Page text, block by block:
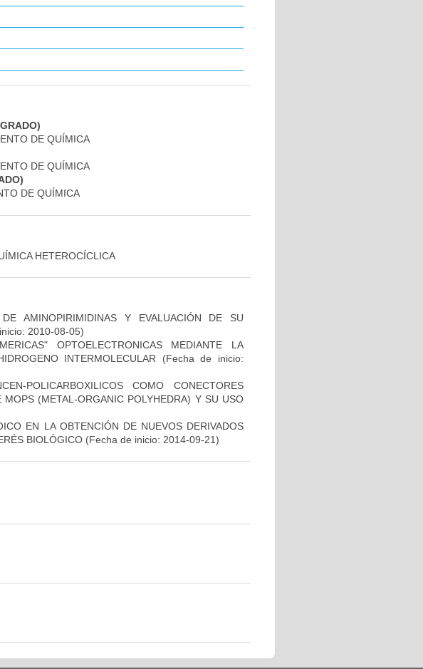
DE QUÍMICA
DE QUÍMICA
DE QUÍMICA
HETEROCÍCLICA
AMINOPIRIMIDINAS Y EVALUACIÓN DE SU
2010-08-05)
OPTOELECTRONICAS MEDIANTE LA
INTERMOLECULAR (Fecha de inicio:
POLICARBOXILICOS COMO CONECTORES
(METAL-ORGANIC POLYHEDRA) Y SU USO
EN LA OBTENCIÓN DE NUEVOS DERIVADOS
BIOLÓGICO (Fecha de inicio: 2014-09-21)